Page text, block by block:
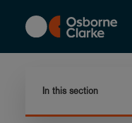
content
In this section